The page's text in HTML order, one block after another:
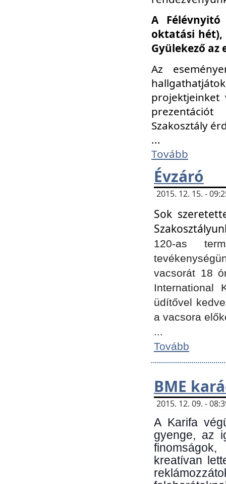
A
oktatási hét),
Gyülekező az
Az
Szakosztály
...
Tovább
Évzáró
2015. 12. 15. -
Sok
120-as
vacsorát 18
International
üdítővel
a vacsora
...
Tovább
BME
2015. 12. 09. -
A Karifa
gyenge, az
kreatívan